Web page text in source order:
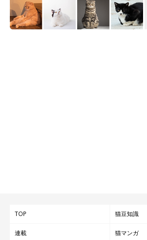
飼い主さんのそばでくつろぐもんがくん
@m0n_ga
キャットタワーで眠そうにし
TOP 猫豆知識
連載 猫マンガ